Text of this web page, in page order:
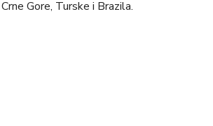
Gore, Turske i Brazila.